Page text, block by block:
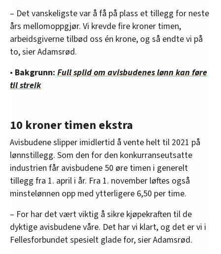
– Det vanskeligste var å få på plass et tillegg for neste
års mellomoppgjør. Vi krevde fire kroner timen,
arbeidsgiverne tilbød oss én krone, og så endte vi på
to, sier Adamsrød.
• Bakgrunn: Full splid om avisbudenes lønn kan føre
til streik
10 kroner timen ekstra
Avisbudene slipper imidlertid å vente helt til 2021 på
lønnstillegg. Som den for den konkurranseutsatte
industrien får avisbudene 50 øre timen i generelt
tillegg fra 1. april i år. Fra 1. november løftes også
minstelønnen opp med ytterligere 6,50 per time.
– For har det vært viktig å sikre kjøpekraften til de
dyktige avisbudene våre. Det har vi klart, og det er vi i
Fellesforbundet spesielt glade for, sier Adamsrød.